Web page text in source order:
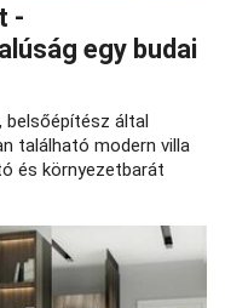
-
egy budai
belsőépítész által
található modern villa
és környezetbarát